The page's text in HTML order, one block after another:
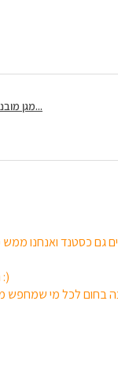
MOFT Float Folio Case for iPad - מגן מובנה ומעמ...
גם כסטנד ואנחנו ממש
השירות מאריאל היה מעולה! הוא מקצועי, זמין ונעים :)